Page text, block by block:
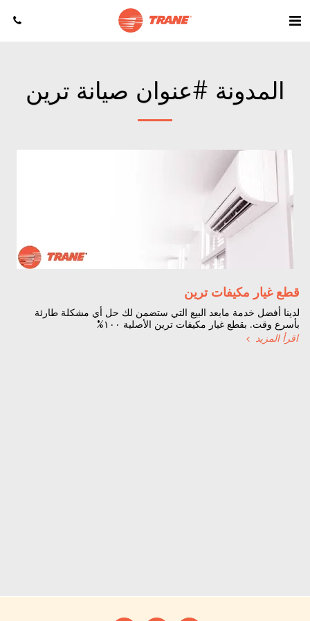
المدونة #عنوان صيانة ترين
قطع غيار مكيفات ترين
لدينا أفضل خدمة مابعد البيع التي ستضمن لك حل أي مشكلة طارئة
بأسرع وقت. بقطع غيار مكيفات ترين الأصلية ١٠٠%
اقرأ المزيد